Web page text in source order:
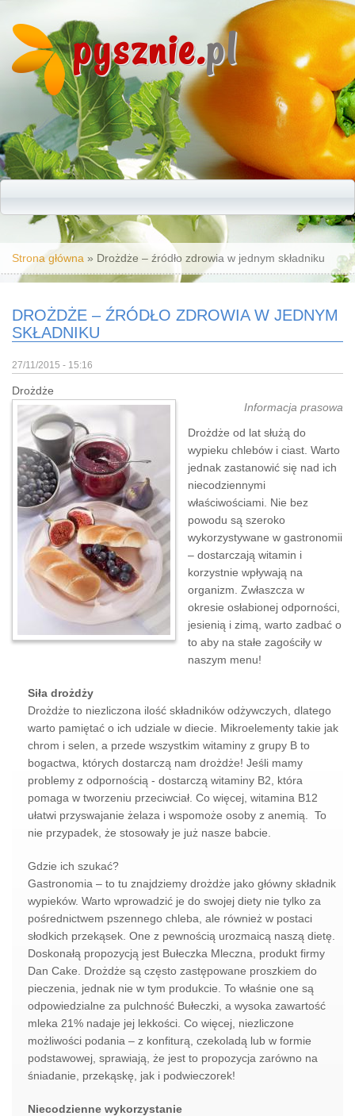
pysznie.pl
Jesteś tutaj
Strona główna » Drożdże – źródło zdrowia w jednym składniku
DROŻDŻE – ŹRÓDŁO ZDROWIA W JEDNYM
SKŁADNIKU
27/11/2015 - 15:16
Drożdże
Informacja prasowa
Drożdże od lat służą do
wypieku chlebów i ciast. Warto
jednak zastanowić się nad ich
niecodziennymi
właściwościami. Nie bez
powodu są szeroko
wykorzystywane w gastronomii
– dostarczają witamin i
korzystnie wpływają na
organizm. Zwłaszcza w
okresie osłabionej odporności,
jesienią i zimą, warto zadbać o
to aby na stałe zagościły w
naszym menu!
Siła drożdży
Drożdże to niezliczona ilość składników odżywczych, dlatego
warto pamiętać o ich udziale w diecie. Mikroelementy takie jak
chrom i selen, a przede wszystkim witaminy z grupy B to
bogactwa, których dostarczą nam drożdże! Jeśli mamy
problemy z odpornością - dostarczą witaminy B2, która
pomaga w tworzeniu przeciwciał. Co więcej, witamina B12
ułatwi przyswajanie żelaza i wspomoże osoby z anemią. To
nie przypadek, że stosowały je już nasze babcie.
Gdzie ich szukać?
Gastronomia – to tu znajdziemy drożdże jako główny składnik
wypieków. Warto wprowadzić je do swojej diety nie tylko za
pośrednictwem pszennego chleba, ale również w postaci
słodkich przekąsek. One z pewnością urozmaicą naszą dietę.
Doskonałą propozycją jest Bułeczka Mleczna, produkt firmy
Dan Cake. Drożdże są często zastępowane proszkiem do
pieczenia, jednak nie w tym produkcie. To właśnie one są
odpowiedzialne za pulchność Bułeczki, a wysoka zawartość
mleka 21% nadaje jej lekkości. Co więcej, niezliczone
możliwości podania – z konfiturą, czekoladą lub w formie
podstawowej, sprawiają, że jest to propozycja zarówno na
śniadanie, przekąskę, jak i podwieczorek!
Niecodzienne wykorzystanie